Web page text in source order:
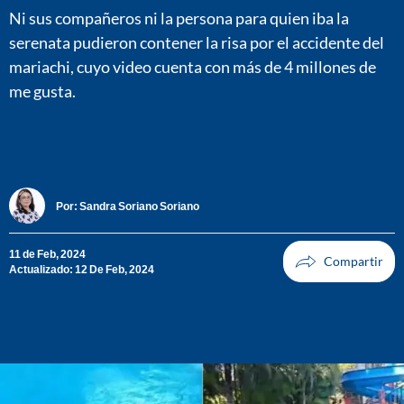
Ni sus compañeros ni la persona para quien iba la
serenata pudieron contener la risa por el accidente del
mariachi, cuyo video cuenta con más de 4 millones de
me gusta.
Por: Sandra Soriano Soriano
11 de Feb, 2024
Actualizado: 12 De Feb, 2024